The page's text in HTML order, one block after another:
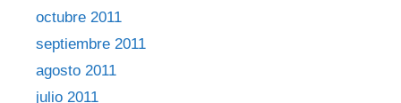
octubre 2011
septiembre 2011
agosto 2011
julio 2011